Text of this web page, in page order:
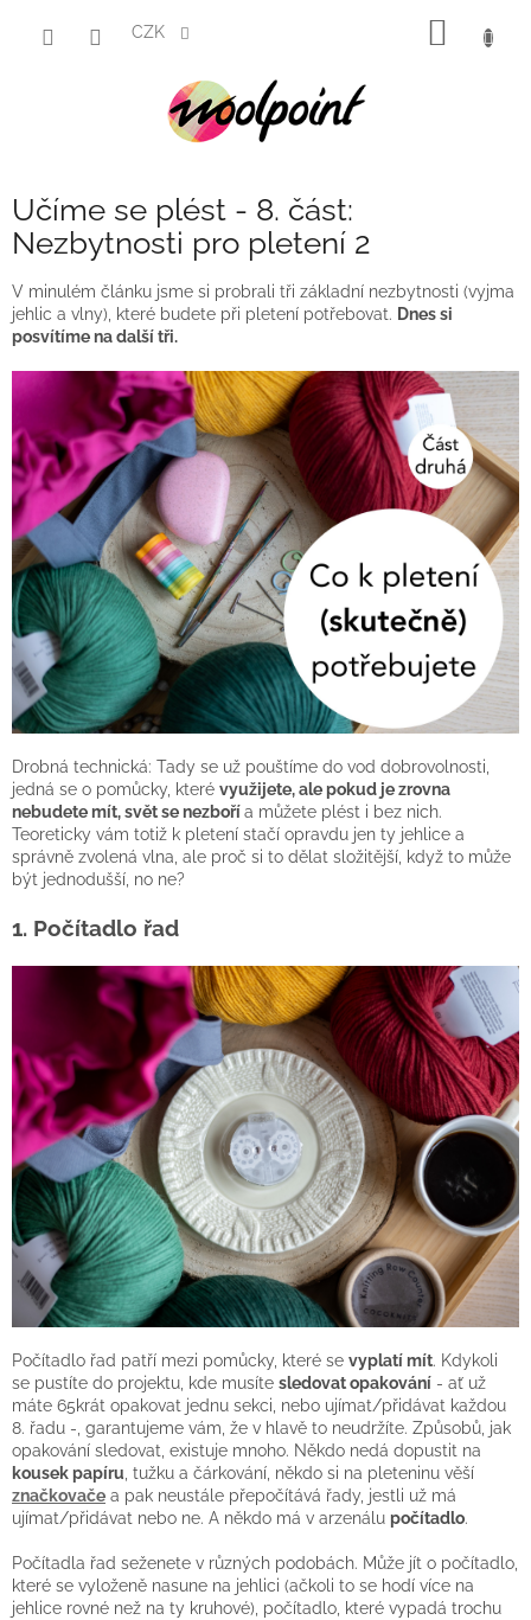
CZK
Učíme se plést - 8. část:
Nezbytnosti pro pletení 2
V minulém článku jsme si probrali tři základní nezbytnosti (vyjma
jehlic a vlny), které budete při pletení potřebovat. Dnes si
posvítíme na další tři.
Drobná technická: Tady se už pouštíme do vod dobrovolnosti,
jedná se o pomůcky, které využijete, ale pokud je zrovna
nebudete mít, svět se nezbořía můžete plést i bez nich.
Teoreticky vám totiž k pletení stačí opravdu jen ty jehlice a
správně zvolená vlna, ale proč si to dělat složitější, když to může
být jednodušší, no ne?
1. Počítadlo řad
Počítadlo řad patří mezi pomůcky, které se vyplatí mít. Kdykoli
se pustíte do projektu, kde musíte sledovat opakování - ať už
máte 65krát opakovat jednu sekci, nebo ujímat/přidávat každou
8. řadu -, garantujeme vám, že v hlavě to neudržíte. Způsobů, jak
opakování sledovat, existuje mnoho. Někdo nedá dopustit na
kousek papíru, tužku a čárkování, někdo si na pleteninu věší
značkovače a pak neustále přepočítává řady, jestli už má
ujímat/přidávat nebo ne. A někdo má v arzenálu počítadlo.
Počítadla řad seženete v různých podobách. Může jít o počítadlo,
které se vyloženě nasune na jehlici (ačkoli to se hodí více na
jehlice rovné než na ty kruhové), počítadlo, které vypadá trochu